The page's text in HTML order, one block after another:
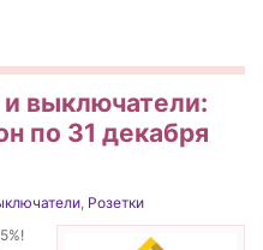
и выключатели:
по 31 декабря
, Розетки